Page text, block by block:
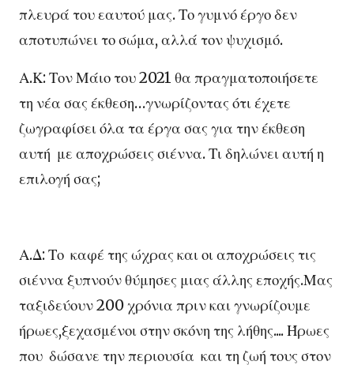
πλευρά του εαυτού μας. Το γυμνό έργο δεν
αποτυπώνει το σώμα, αλλά τον ψυχισμό.
Α.Κ: Τον Μάιο του 2021 θα πραγματοποιήσετε
τη νέα σας έκθεση…γνωρίζοντας ότι έχετε
ζωγραφίσει όλα τα έργα σας για την έκθεση
αυτή με αποχρώσεις σιέννα. Τι δηλώνει αυτή η
επιλογή σας;
Α.Δ: Το καφέ της ώχρας και οι αποχρώσεις τις
σιέννα ξυπνούν θύμησες μιας άλλης εποχής.Μας
ταξιδεύουν 200 χρόνια πριν και γνωρίζουμε
ήρωες,ξεχασμένοι στην σκόνη της λήθης.... Ήρωες
που δώσανε την περιουσία και τη ζωή τους στον